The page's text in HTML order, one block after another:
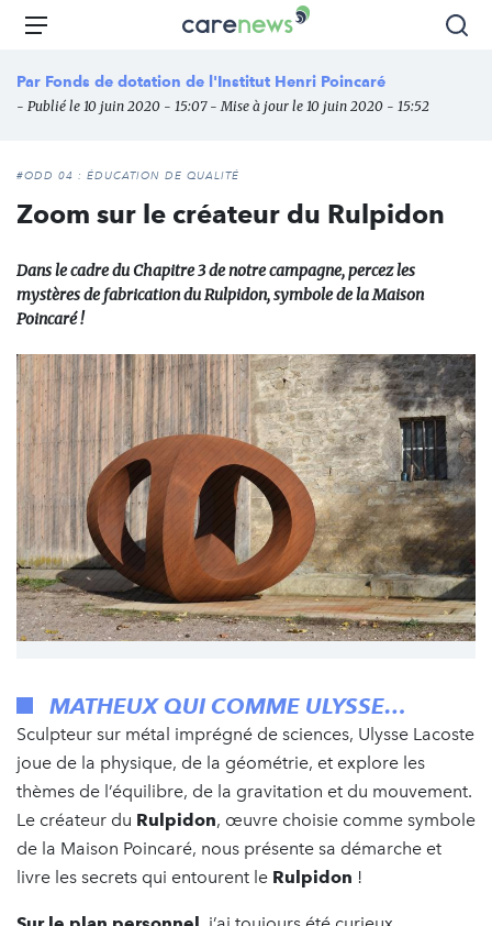
Aller
principal
Carenews,
média
des
l'engagement
Menu
Par Fonds de dotation de l'Institut Henri Poincaré
- Publié le 10 juin 2020 - 15:07 - Mise à jour le 10 juin 2020 - 15:52
#ODD 04 : ÉDUCATION DE QUALITÉ
Zoom sur le créateur du Rulpidon
Dans le cadre du Chapitre 3 de notre campagne, percez les
mystères de fabrication du Rulpidon, symbole de la Maison
Poincaré !
MATHEUX QUI COMME ULYSSE…
Sculpteur sur métal imprégné de sciences, Ulysse Lacoste
joue de la physique, de la géométrie, et explore les
thèmes de l’équilibre, de la gravitation et du mouvement.
Le créateur du Rulpidon, œuvre choisie comme symbole
de la Maison Poincaré, nous présente sa démarche et
livre les secrets qui entourent le Rulpidon !